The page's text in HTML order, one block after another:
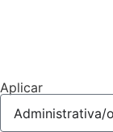
Aplicar